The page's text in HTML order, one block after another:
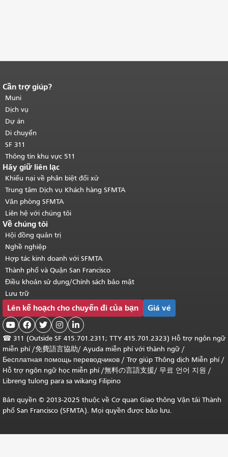
Kết thúc nội dung trang.
của trang này được lặp lại trên mọi
trang.Quay lại đầu trang nội dung
chính.
Cần trợ giúp?
Muni
Dịch vụ
Dự án
Di chuyển
SF 311
Thông tin khu vực 511
Hãy giữ liên lạc
Khiếu nại về phân biệt đối xử
Trung tâm Dịch vụ Khách hàng SFMTA
Văn phòng SFMTA
Liên hệ với chúng tôi
Về chúng tôi
Hội đồng quản trị
Nghề nghiệp
Hợp tác kinh doanh với SFMTA
Thành phố và Quận San Francisco
Điều khoản sử dụng/Chính sách bảo mật
Lưu trữ
Lên kế hoạch cho chuyến đi của bạn Giá vé
    
☎ 311 (Outside SF 415.701.2311; TTY 415.701.2323) Hỗ trợ ngôn ngữ
miễn phí /免費語言協助/ Ayuda miễn phí với thành ngữ /
Бесплатная помощь переводчиков / Trợ giúp Thông dịch Miễn phí/
Hỗ trợ ngôn ngữ học miễn phí/無料の言語支援/ 무료 언어 지원 /
Libreng tulong para sa wikang Filipino
Bản quyền © 2013-2025 thuộc về Cơ quan Giao thông Vận tải Thành
phố San Francisco (SFMTA). Mọi quyền được bảo lưu.